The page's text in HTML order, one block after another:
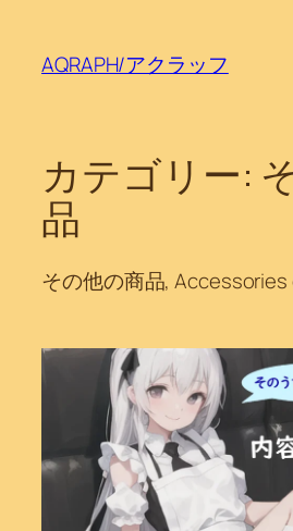
AQRAPH/アクラッフ
カテゴリー:
品
その他の商品, Accessories